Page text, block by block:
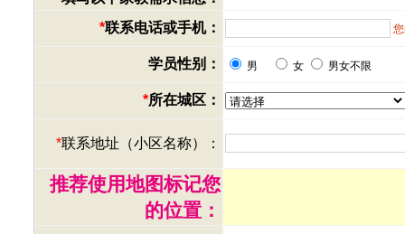
*联系电话或手机：
学员性别： 男 女 男女不限
*所在城区：
*联系地址（小区名称）：
推荐使用地图标记您
的位置：